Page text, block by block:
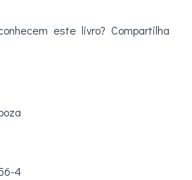
este livro? Compartilha
4